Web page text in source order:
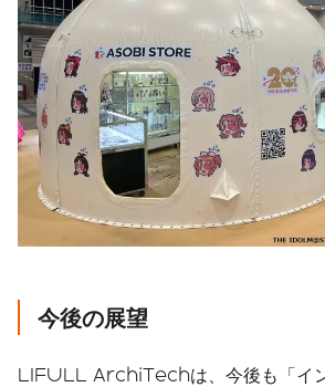
今後の展望
LIFULL ArchiTechは、今後も「イン